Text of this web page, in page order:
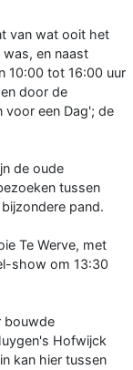
van wat ooit het
en naast
10:00 tot 16:00 uur
door de
voor een Dag'; de
de oude
tussen
pand.
Te Werve, met
show om 13:30
bouwde
Hofwijck
kan hier tussen